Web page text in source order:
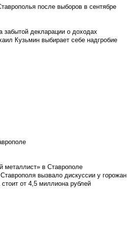
после выборов в сентябре
забытой декларации о доходах
Кузьмин выбирает себе надгробие
металлист» в Ставрополе
вызвало дискуссии у горожан
от 4,5 миллиона рублей